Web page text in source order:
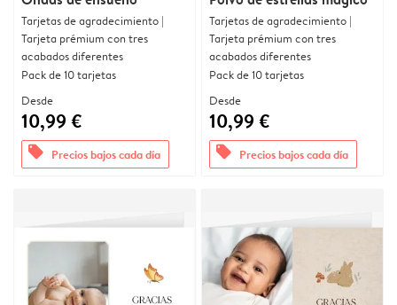
Tarjetas de agradecimiento |
Tarjeta prémium con tres
acabados diferentes
Pack de 10 tarjetas
Desde
10,99 €
offers Precios bajos cada día
Tarjetas de agradecimiento |
Tarjeta prémium con tres
acabados diferentes
Pack de 10 tarjetas
Desde
10,99 €
offers Precios bajos cada día